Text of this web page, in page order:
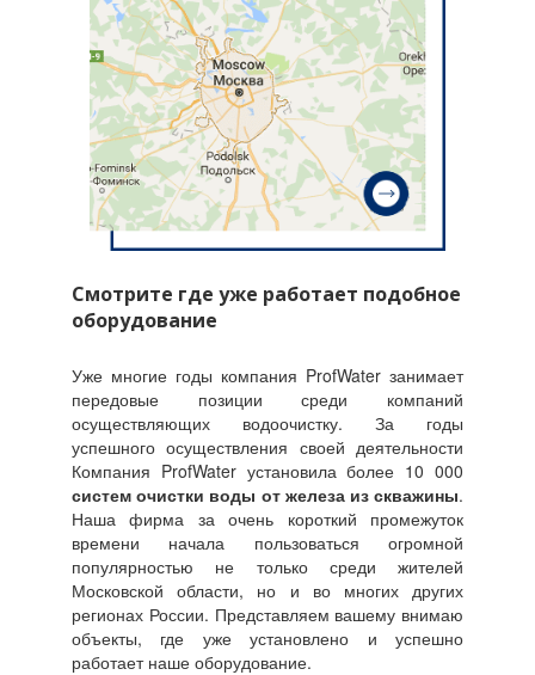
Смотрите где уже работает подобное
оборудование
Уже многие годы компания ProfWater занимает
передовые позиции среди компаний
осуществляющих водоочистку. За годы
успешного осуществления своей деятельности
Компания ProfWater установила более 10 000
систем очистки воды от железа из скважины.
Наша фирма за очень короткий промежуток
времени начала пользоваться огромной
популярностью не только среди жителей
Московской области, но и во многих других
регионах России. Представляем вашему внимаю
объекты, где уже установлено и успешно
работает наше оборудование.